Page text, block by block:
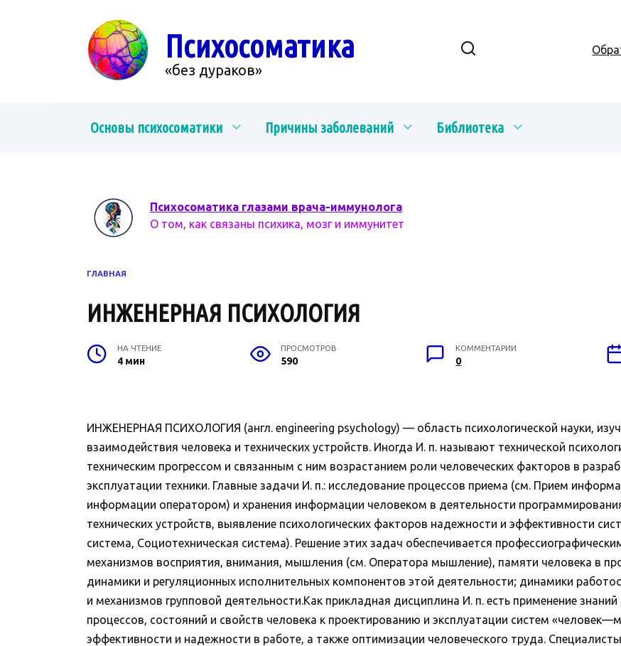
Психосоматика
«без дураков»
Основы психосоматики Причины заболеваний Библиотека
Психосоматика глазами врача-иммунолога
О том, как связаны психика, мозг и иммунитет
ГЛАВНАЯ
ИНЖЕНЕРНАЯ ПСИХОЛОГИЯ
НА ЧТЕНИЕ
4 мин
ПРОСМОТРОВ
590
КОММЕНТАРИИ
0
ИНЖЕНЕРНАЯ ПСИХОЛОГИЯ (англ. engineering psychology) — область психологической науки,
взаимодействия человека и технических устройств. Иногда И. п. называют технической
техническим прогрессом и связанным с ним возрастанием роли человеческих факторов в
эксплуатации техники. Главные задачи И. п.: исследование процессов приема (см. Прием
информации оператором) и хранения информации человеком в деятельности
технических устройств, выявление психологических факторов надежности и эффективности
система, Социотехническая система). Решение этих задач обеспечивается
механизмов восприятия, внимания, мышления (см. Оператора мышление), памяти человека в
динамики и регуляционных исполнительных компонентов этой деятельности; динамики
и механизмов групповой деятельности.Как прикладная дисциплина И. п. есть применение
процессов, состояний и свойств человека к проектированию и эксплуатации систем
эффективности и надежности в работе, а также оптимизации человеческого труда.